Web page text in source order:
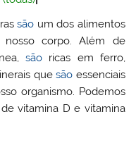
são um dos alimentos
corpo. Além de
são ricas em ferro,
quesão essenciais
organismo. Podemos
vitamina D e vitamina